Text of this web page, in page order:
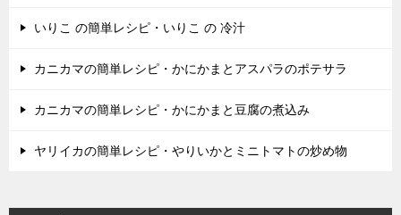
いりこ の簡単レシピ・いりこ の 冷汁
カニカマの簡単レシピ・かにかまとアスパラのポテサラ
カニカマの簡単レシピ・かにかまと豆腐の煮込み
ヤリイカの簡単レシピ・やりいかとミニトマトの炒め物